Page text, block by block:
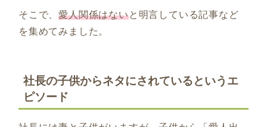
そこで、愛人関係はないと明言している記事など
を集めてみました。
社長の子供からネタにされているというエ
ピソード